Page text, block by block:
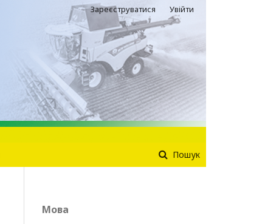
Пошук
Зареєструватися Увійти
Мова